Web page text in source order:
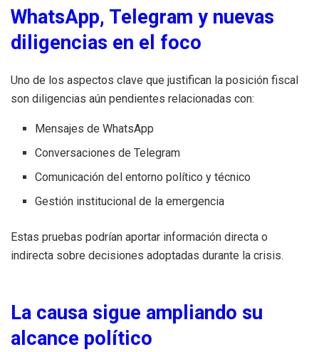
WhatsApp, Telegram y nuevas
diligencias en el foco
Uno de los aspectos clave que justifican la posición fiscal
son diligencias aún pendientes relacionadas con:
Mensajes de WhatsApp
Conversaciones de Telegram
Comunicación del entorno político y técnico
Gestión institucional de la emergencia
Estas pruebas podrían aportar información directa o
indirecta sobre decisiones adoptadas durante la crisis.
La causa sigue ampliando su
alcance político